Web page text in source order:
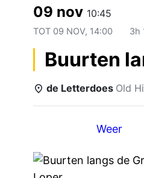
09 nov 10:45
TOT 09 NOV, 14:00 3h
Buurten
de Letterdoes Old
Weer